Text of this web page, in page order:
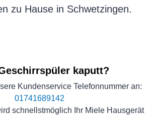
zu Hause in Schwetzingen.
kaputt?
Kundenservice Telefonnummer an:
01741689142
schnellstmöglich Ihr Miele Hausgerät